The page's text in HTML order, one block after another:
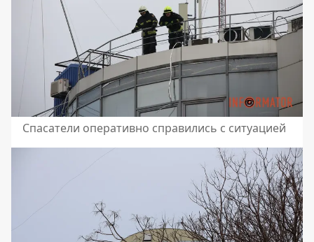
Спасатели оперативно справились с ситуацией